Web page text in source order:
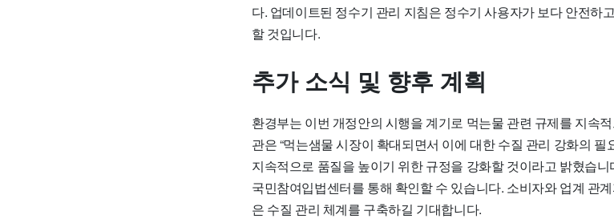
다. 업데이트된 정수기 관리 지침은 정수기 사용자가 보다 안전하
할 것입니다.
추가 소식 및 향후 계획
환경부는 이번 개정안의 시행을 계기로 먹는물 관련 규제를 지속
관은 “먹는샘물 시장이 확대되면서 이에 대한 수질 관리 강화의 필
지속적으로 품질을 높이기 위한 규정을 강화할 것이라고 밝혔습
국민참여입법센터를 통해 확인할 수 있습니다. 소비자와 업계 관
은 수질 관리 체계를 구축하길 기대합니다.